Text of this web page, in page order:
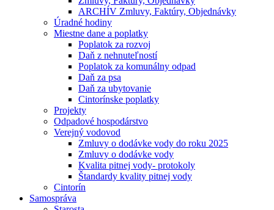
ARCHÍV Zmluvy, Faktúry, Objednávky
Úradné hodiny
Miestne dane a poplatky
Poplatok za rozvoj
Daň z nehnuteľností
Poplatok za komunálny odpad
Daň za psa
Daň za ubytovanie
Cintorínske poplatky
Projekty
Odpadové hospodárstvo
Verejný vodovod
Zmluvy o dodávke vody do roku 2025
Zmluvy o dodávke vody
Kvalita pitnej vody- protokoly
Štandardy kvality pitnej vody
Cintorín
Samospráva